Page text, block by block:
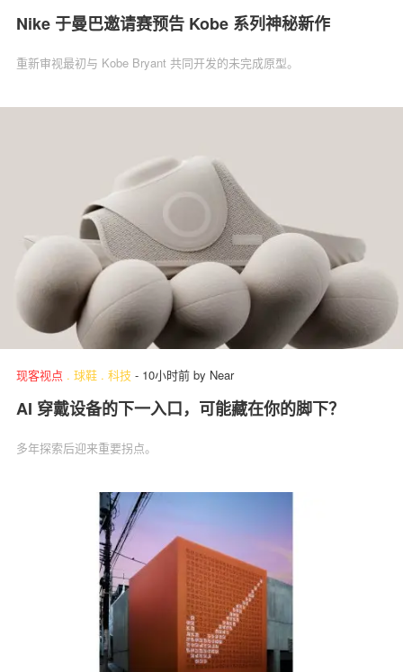
Nike 于曼巴邀请赛预告 Kobe 系列神秘新作
重新审视最初与 Kobe Bryant 共同开发的未完成原型。
现客视点 . 球鞋 . 科技 - 10小时前 by Near
AI 穿戴设备的下一入口，可能藏在你的脚下？
多年探索后迎来重要拐点。